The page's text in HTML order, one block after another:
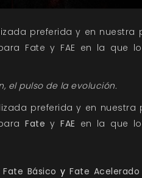
preferida y en nuestra
Fate y FAE en la que
el pulso de la evolución.
preferida y en
Fate y FAE en la que
Fate Básico yFate Acelerado